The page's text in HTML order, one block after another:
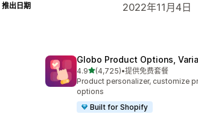
推出日期 2022年11月4日
Globo Product Options,
4.9星（满分 5 星）
(4,725)
总共 4725 条评论
•提供免费套餐
Product personalizer, customize
options
Built for Shopify